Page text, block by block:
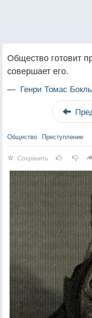
Общество готовит
совершает его.
— Генри Томас
Общество Преступление
Сохранить